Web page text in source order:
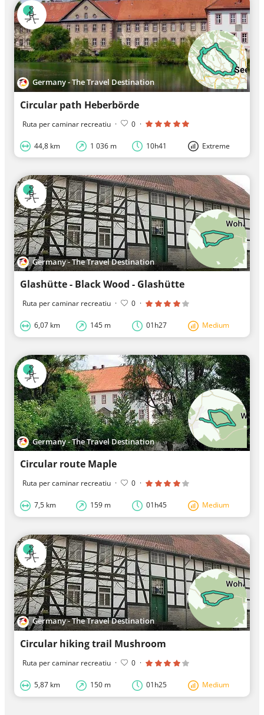
Germany - The Travel Destination
Circular path Heberbörde
Ruta per caminar recreatiu · 0 ·
44,8 km 1 036 m 10h41 Extreme
Germany - The Travel Destination
Glashütte - Black Wood - Glashütte
Ruta per caminar recreatiu · 0 ·
6,07 km 145 m 01h27 Medium
Germany - The Travel Destination
Circular route Maple
Ruta per caminar recreatiu · 0 ·
7,5 km 159 m 01h45 Medium
Germany - The Travel Destination
Circular hiking trail Mushroom
Ruta per caminar recreatiu · 0 ·
5,87 km 150 m 01h25 Medium